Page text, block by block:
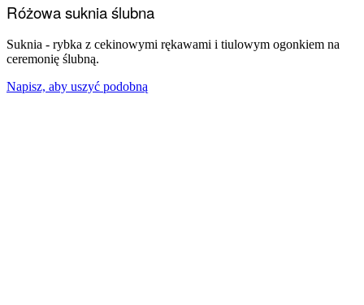
Różowa suknia ślubna
Suknia - rybka z cekinowymi rękawami i tiulowym ogonkiem na
ceremonię ślubną.
Napisz, aby uszyć podobną